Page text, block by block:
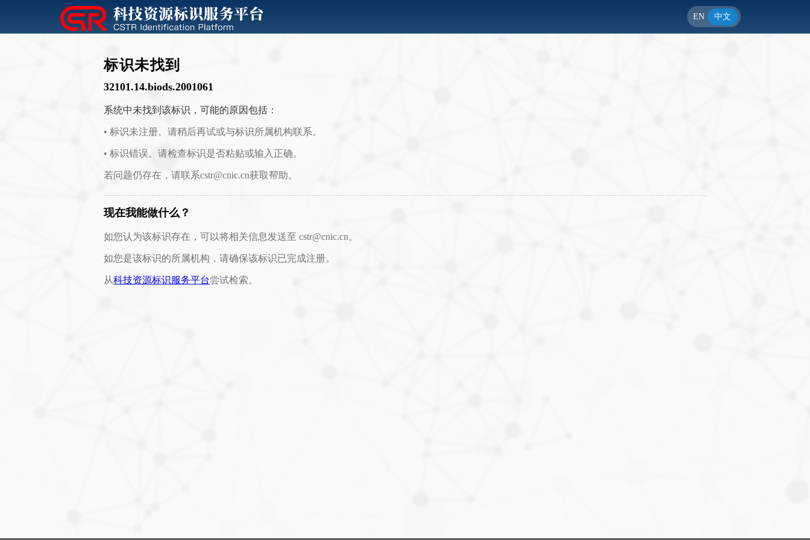
EN 中文
标识未找到
32101.14.biods.2001061
系统中未找到该标识，可能的原因包括：
• 标识未注册。请稍后再试或与标识所属机构联系。
• 标识错误。请检查标识是否粘贴或输入正确。
若问题仍存在，请联系cstr@cnic.cn获取帮助。
现在我能做什么？
如您认为该标识存在，可以将相关信息发送至 cstr@cnic.cn。
如您是该标识的所属机构，请确保该标识已完成注册。
从科技资源标识服务平台尝试检索。